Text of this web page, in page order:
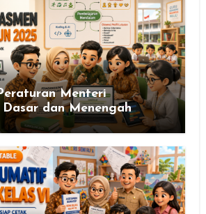
Menteri
dan Menengah
Nomor 13 Tahun